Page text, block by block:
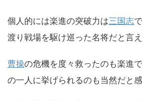
個人的には楽進の突破力は三国志
渡り戦場を駆け巡った名将だと言え
曹操の危機を度々救ったのも楽進
の一人に挙げられるのも当然だと感